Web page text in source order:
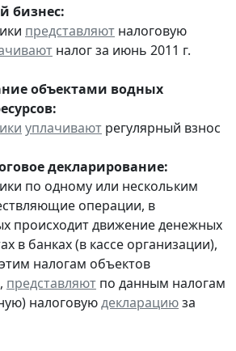
бизнес:
представляют налоговую
налог за июнь 2011 г.
объектами водных
уплачивают регулярный взнос
декларирование:
по одному или нескольким
операции, в
происходит движение денежных
в банках (в кассе организации),
налогам объектов
представляют по данным налогам
налоговуюдекларациюза